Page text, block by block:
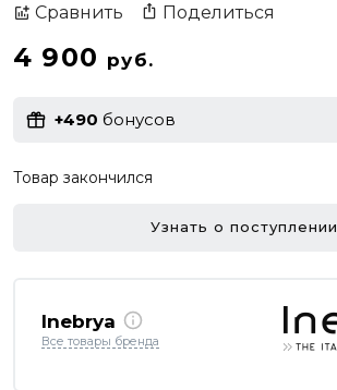
Сравнить Поделиться
4 900 руб.
+490 бонусов
Товар закончился
Узнать о поступлении
Inebrya
Все товары бренда